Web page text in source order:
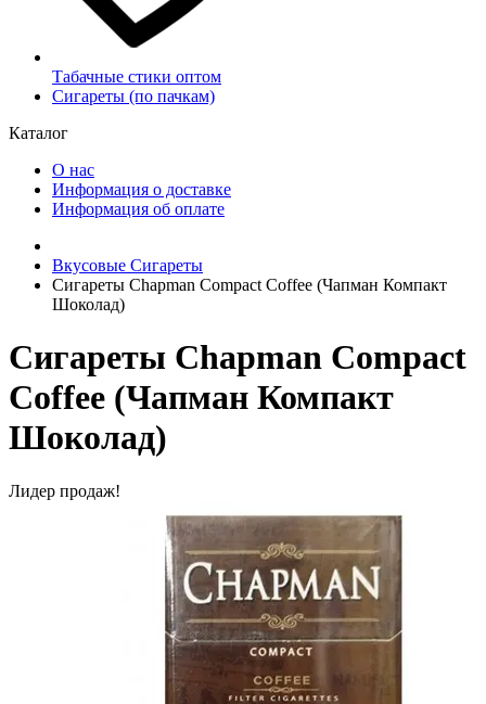
Табачные стики оптом
Сигареты (по пачкам)
Каталог
О нас
Информация о доставке
Информация об оплате
Вкусовые Сигареты
Сигареты Chapman Compact Coffee (Чапман Компакт
Шоколад)
Сигареты Chapman Compact
Coffee (Чапман Компакт
Шоколад)
Лидер продаж!